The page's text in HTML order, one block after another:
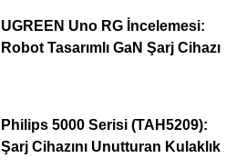
UGREEN Uno RG İncelemesi:
Robot Tasarımlı GaN Şarj Cihazı
Philips 5000 Serisi (TAH5209):
Şarj Cihazını Unutturan Kulaklık